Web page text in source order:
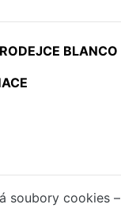
BLANCO
soubory cookies –